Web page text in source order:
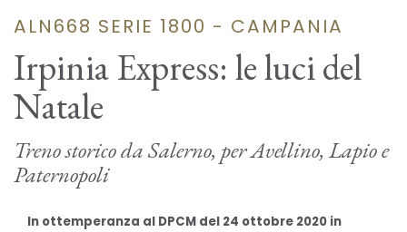
ALN668 SERIE 1800 - CAMPANIA
Irpinia Express: le luci del
Natale
Treno storico da Salerno, per Avellino, Lapio e
Paternopoli
In ottemperanza al DPCM del 24 ottobre 2020 in